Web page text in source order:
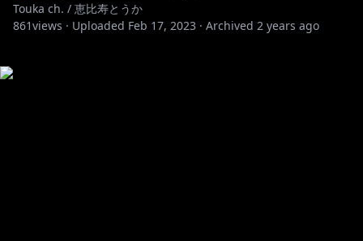
Touka ch. / 恵比寿とうか
861views · Uploaded Feb 17, 2023 · Archived 2 years ago